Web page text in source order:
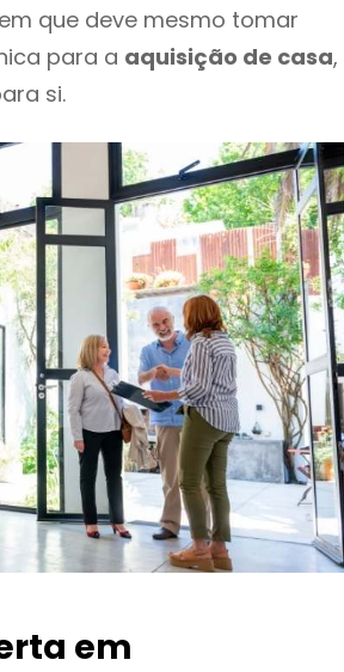
que deve mesmo tomar
para a aquisição de casa,
si.
em